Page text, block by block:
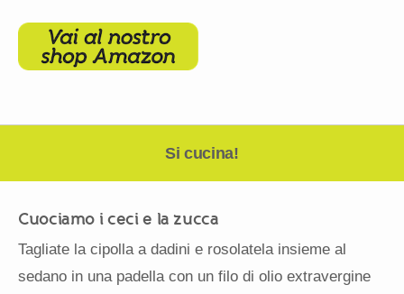
Si cucina!
Cuociamo i ceci e la zucca
Tagliate la cipolla a dadini e rosolatela insieme al
sedano in una padella con un filo di olio extravergine